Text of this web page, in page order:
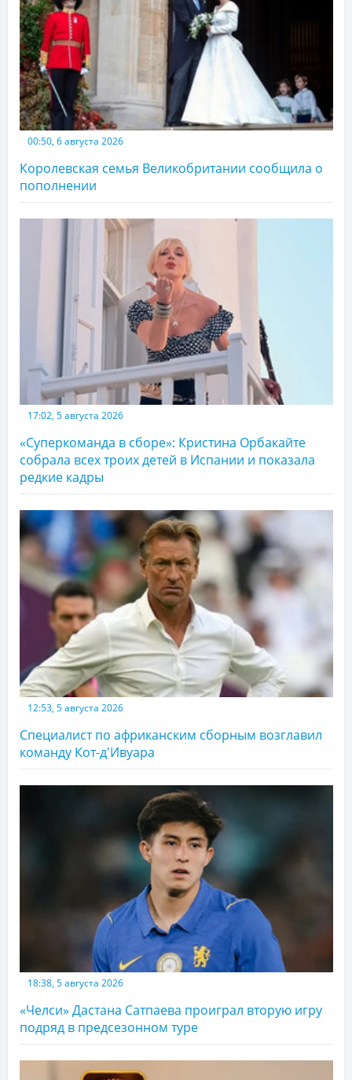
00:50, 6 августа 2026
Королевская семья Великобритании сообщила о
пополнении
17:02, 5 августа 2026
«Суперкоманда в сборе»: Кристина Орбакайте
собрала всех троих детей в Испании и показала
редкие кадры
12:53, 5 августа 2026
Специалист по африканским сборным возглавил
команду Кот-д'Ивуара
18:38, 5 августа 2026
«Челси» Дастана Сатпаева проиграл вторую игру
подряд в предсезонном туре